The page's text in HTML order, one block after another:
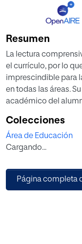
Resumen
La lectura
el currículo, por lo
imprescindible para
en todas las áreas.
académico del
necesario señalar la
alcancen y dominen
Ofrecemos una serie
aprendizajes
ocio que tiene la
Colecciones
Área de Educación
Cargando...
Página completa